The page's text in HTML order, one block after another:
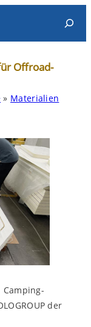
Search
Offroad-
» Materialien
der